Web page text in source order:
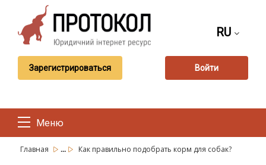
RU
Зарегистрироваться Войти
Меню
Главная ... Как правильно подобрать корм для собак?